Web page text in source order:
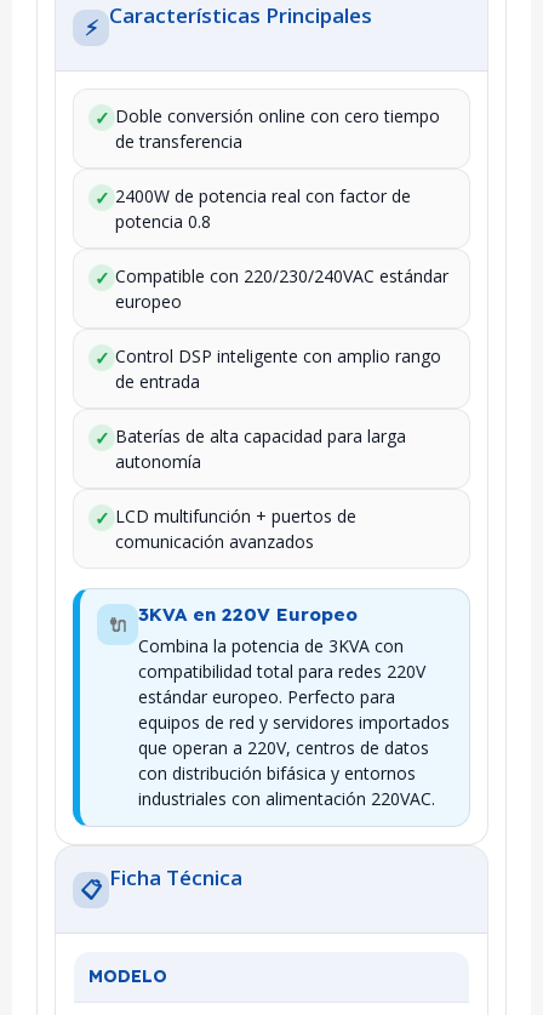
⚡ Características Principales
✓ Doble conversión online con cero tiempo
de transferencia
✓ 2400W de potencia real con factor de
potencia 0.8
✓ Compatible con 220/230/240VAC estándar
europeo
✓ Control DSP inteligente con amplio rango
de entrada
✓ Baterías de alta capacidad para larga
autonomía
✓ LCD multifunción + puertos de
comunicación avanzados
🔌 3KVA en 220V Europeo
Combina la potencia de 3KVA con
compatibilidad total para redes 220V
estándar europeo. Perfecto para
equipos de red y servidores importados
que operan a 220V, centros de datos
con distribución bifásica y entornos
industriales con alimentación 220VAC.
📋 Ficha Técnica
MODELO